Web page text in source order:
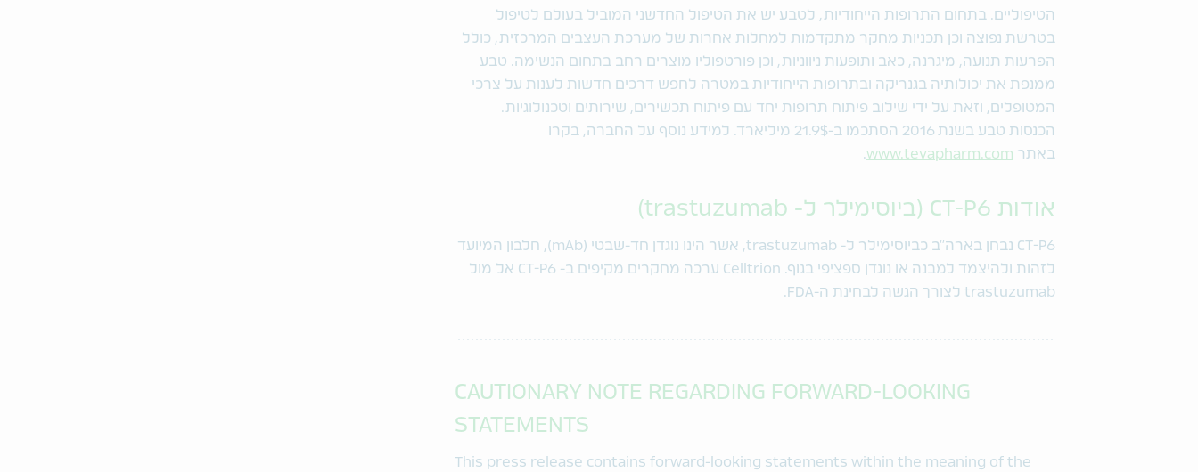
הטיפוליים. בתחום התרופות הייחודיות, לטבע יש את הטיפול החדשני המוביל בעולם לטיפול
בטרשת נפוצה וכן תכניות מחקר מתקדמות למחלות אחרות של מערכת העצבים המרכזית, כולל
הפרעות תנועה, מיגרנה, כאב ותופעות ניווניות, וכן פורטפוליו מוצרים רחב בתחום הנשימה. טבע
ממנפת את יכולותיה בגנריקה ובתרופות הייחודיות במטרה לחפש דרכים חדשות לענות על צרכי
המטופלים, וזאת על ידי שילוב פיתוח תרופות יחד עם פיתוח תכשירים, שירותים וטכנולוגיות.
הכנסות טבע בשנת 2016 הסתכמו ב-21.9$ מיליארד. למידע נוסף על החברה, בקרו
באתר www.tevapharm.com
.
אודות CT-P6 (ביוסימילר ל- trastuzumab)
CT-P6 נבחן בארה"ב כביוסימילר ל- trastuzumab, אשר הינו נוגדן חד-שבטי (mAb), חלבון המיועד
לזהות ולהיצמד למבנה או נוגדן ספציפי בגוף. Celltrion ערכה מחקרים מקיפים ב- CT-P6 אל מול
trastuzumab לצורך הגשה לבחינת ה-FDA.
CAUTIONARY NOTE REGARDING FORWARD-LOOKING
STATEMENTS
This press release contains forward-looking statements within the meaning of the